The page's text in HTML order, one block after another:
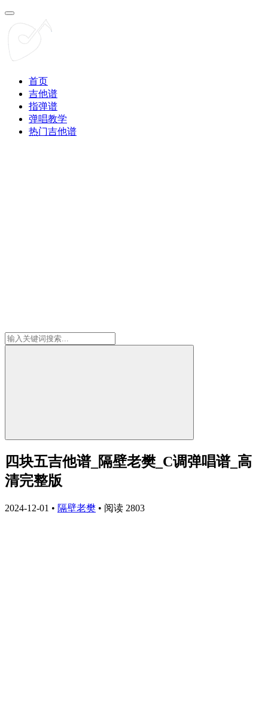
首页
吉他谱
指弹谱
弹唱教学
热门吉他谱
四块五吉他谱_隔壁老樊_C调弹唱谱_高
清完整版
2024-12-01 • 隔壁老樊 • 阅读 2803